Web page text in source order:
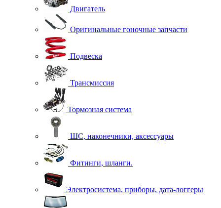
Двигатель
Оригинальные гоночные запчасти
Подвеска
Трансмиссия
Тормозная система
ШС, наконечники, аксессуары
Фитинги, шланги.
Электросистема, приборы, дата-логгеры